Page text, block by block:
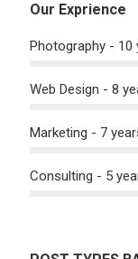
Our Exprience
Photography - 10
Web Design - 8
Marketing - 7
Consulting - 5